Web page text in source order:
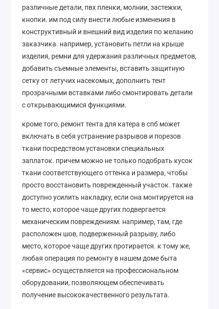
различные детали, пвх пленки, молнии, застежки,
кнопки. им под силу внести любые изменения в
конструктивный и внешний вид изделия по желанию
заказчика. например, установить петли на крыше
изделия, ремни для удержания различных предметов,
добавить съемные элементы, вставить защитную
сетку от летучих насекомых, дополнить тент
прозрачными вставками либо смонтировать детали
с открывающимися функциями.
кроме того, ремонт тента для катера в спб может
включать в себя устранение разрывов и порезов
ткани посредством установки специальных
заплаток. причем можно не только подобрать кусок
ткани соответствующего оттенка и размера, чтобы
просто восстановить поврежденный участок. также
доступно усилить накладку, если она монтируется на
то место, которое чаще других подвергается
механическим повреждениям. например, там, где
расположен шов, подверженный разрыву, либо
место, которое чаще других протирается. к тому же,
любая операция по ремонту в нашем доме быта
«сервис» осуществляется на профессиональном
оборудовании, позволяющем обеспечивать
получение высококачественного результата.